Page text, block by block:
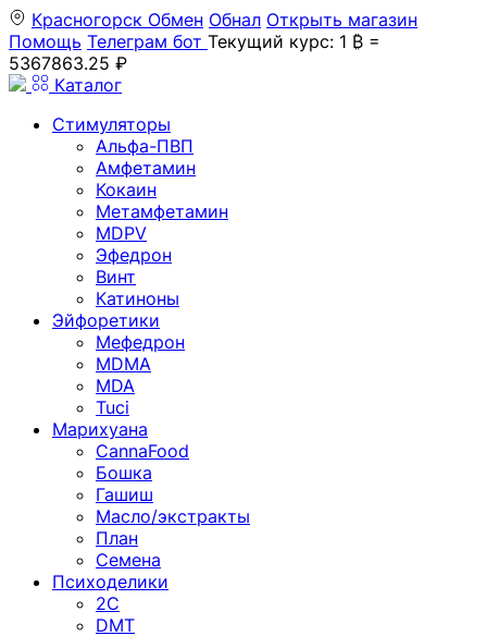
Красногорск Обмен Обнал Открыть магазин
Помощь Телеграм бот Текущий курс: 1 ₿ =
5367863.25 ₽
Каталог
Стимуляторы
Альфа-ПВП
Амфетамин
Кокаин
Метамфетамин
MDPV
Эфедрон
Винт
Катиноны
Эйфоретики
Мефедрон
MDMA
MDA
Tuci
Марихуана
CannaFood
Бошка
Гашиш
Масло/экстракты
План
Семена
Психоделики
2C
DMT